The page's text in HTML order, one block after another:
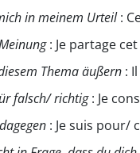
in meinem Urteil:
: Je partage cet
Thema äußern :
falsch/ richtig: Je
: Je suis pour/